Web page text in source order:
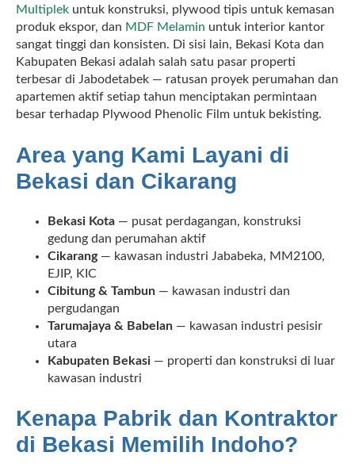
Multiplek untuk konstruksi, plywood tipis untuk kemasan
produk ekspor, dan MDF Melamin untuk interior kantor
sangat tinggi dan konsisten. Di sisi lain, Bekasi Kota dan
Kabupaten Bekasi adalah salah satu pasar properti
terbesar di Jabodetabek — ratusan proyek perumahan dan
apartemen aktif setiap tahun menciptakan permintaan
besar terhadap Plywood Phenolic Film untuk bekisting.
Area yang Kami Layani di
Bekasi dan Cikarang
Bekasi Kota — pusat perdagangan, konstruksi
gedung dan perumahan aktif
Cikarang— kawasan industri Jababeka, MM2100,
EJIP, KIC
Cibitung & Tambun — kawasan industri dan
pergudangan
Tarumajaya & Babelan — kawasan industri pesisir
utara
Kabupaten Bekasi — properti dan konstruksi di luar
kawasan industri
Kenapa Pabrik dan Kontraktor
di Bekasi Memilih Indoho?